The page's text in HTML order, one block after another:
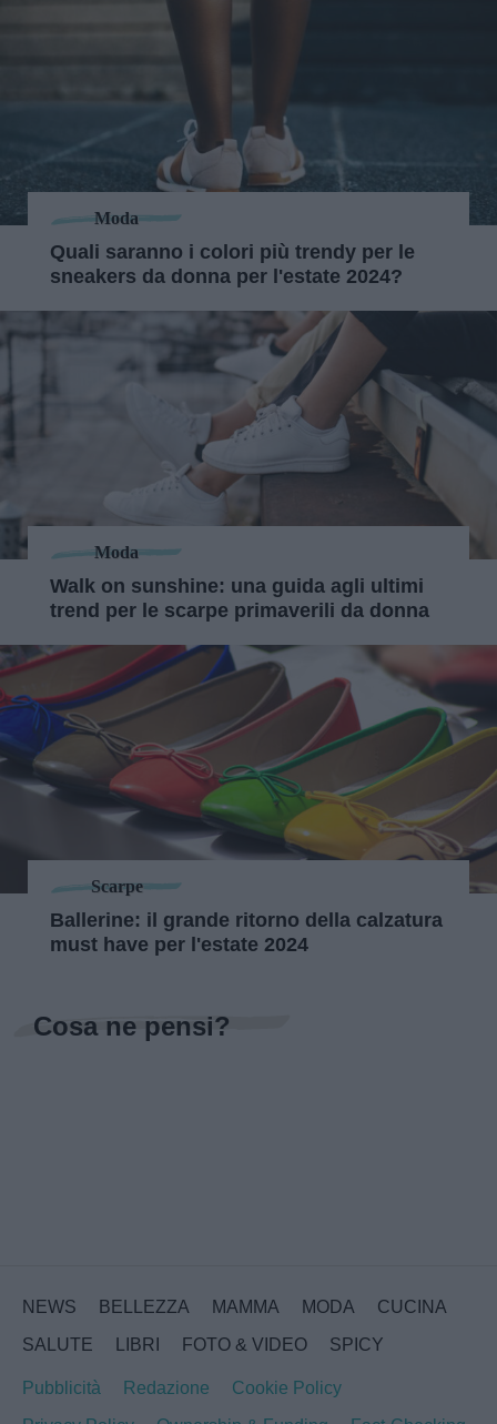
Moda
Quali saranno i colori più trendy per le
sneakers da donna per l'estate 2024?
Moda
Walk on sunshine: una guida agli ultimi
trend per le scarpe primaverili da donna
Scarpe
Ballerine: il grande ritorno della calzatura
must have per l'estate 2024
Cosa ne pensi?
NEWS BELLEZZA MAMMA MODA
CUCINA
SALUTE
LIBRI FOTO & VIDEO SPICY
Pubblicità Redazione
Cookie Policy